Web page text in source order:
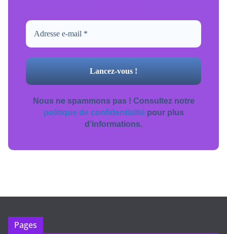
Nous ne spammons pas ! Consultez notre
politique de confidentialitépour plus
d’informations.
Pages